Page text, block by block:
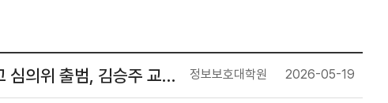
심의위 출범, 김승주 교… 정보보호대학원 2026-05-19